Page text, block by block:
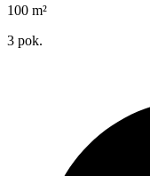
100 m²
3 pok.